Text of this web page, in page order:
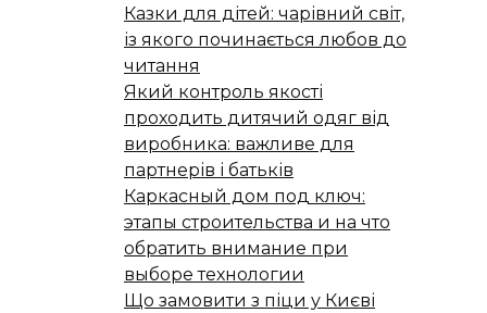
Казки для дітей: чарівний світ,
із якого починається любов до
читання
Який контроль якості
проходить дитячий одяг від
виробника: важливе для
партнерів і батьків
Каркасный дом под ключ:
этапы строительства и на что
обратить внимание при
выборе технологии
Що замовити з піци у Києві